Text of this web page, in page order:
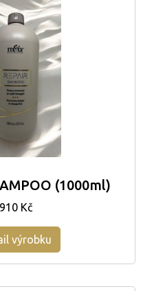
(1000ml)
910 Kč
výrobku